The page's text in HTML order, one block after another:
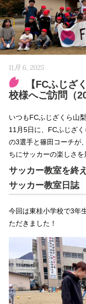
11月 6, 2025
【FCふじざ
校様へご訪問（
いつもFCふじざくら山
11月5日に、FCふじざ
の3選手と篠田コーチが
ちにサッカーの楽しさを
サッカー教室を終
サッカー教室日誌
今回は東桂小学校で3年
ただきました！